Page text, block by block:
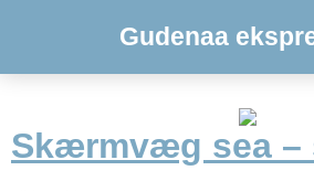
Gudenaa
Skærmvæg sea –